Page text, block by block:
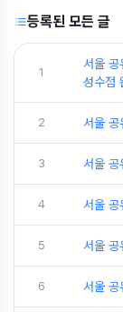
등록된 모든 글
1
서울 공
성수점
2 서울 공
3 서울 공
4 서울 공
5 서울 공
6 서울 공